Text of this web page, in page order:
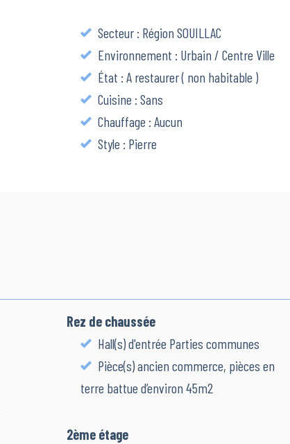
Secteur : Région SOUILLAC
Environnement : Urbain / Centre Ville
État : A restaurer ( non habitable )
Cuisine : Sans
Chauffage : Aucun
Style : Pierre
Rez de chaussée
Hall(s) d'entrée Parties communes
Pièce(s) ancien commerce, pièces en
terre battue d’environ 45m2
2ème étage